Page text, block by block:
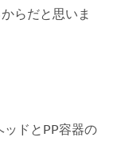
らだと思いま
ッドとPP容器の